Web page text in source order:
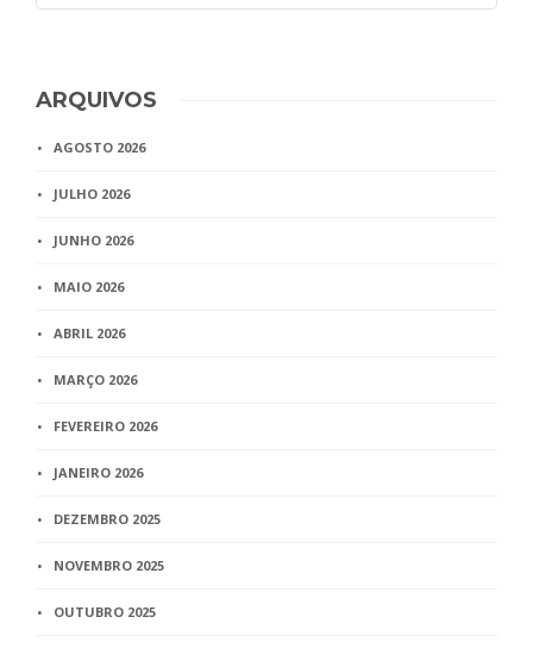
ARQUIVOS
AGOSTO 2026
JULHO 2026
JUNHO 2026
MAIO 2026
ABRIL 2026
MARÇO 2026
FEVEREIRO 2026
JANEIRO 2026
DEZEMBRO 2025
NOVEMBRO 2025
OUTUBRO 2025